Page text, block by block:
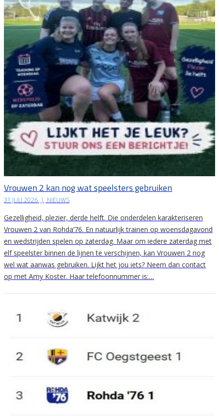
Vrouwen 2 kan nog wat speelsters gebruiken
31 JULI 2026 | NIEUWS
Gezelligheid, plezier, derde helft. Die onderdelen karakteriseren
Vrouwen 2 van Rohda’76. En natuurlijk trainen op woensdagavond
en wedstrijden spelen op zaterdag. Maar om iedere zaterdag met
elf speelster binnen de lijnen te verschijnen, kan Vrouwen 2 nog
wel wat aanwas gebruiken. Lijkt het jou iets? Neem dan contact
op met Amy Koster. Haar telefoonnummer is:…